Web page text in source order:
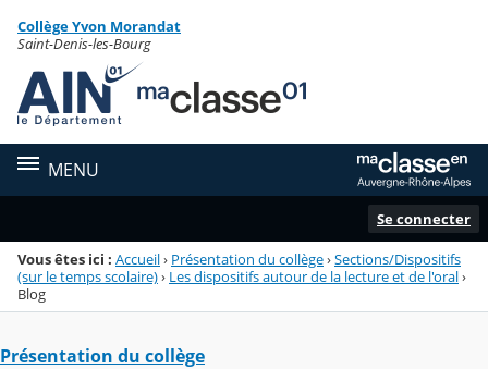
Menu de la rubrique
Contenu
Collège Yvon Morandat
Saint-Denis-les-Bourg
MENU
Se connecter
Vous êtes ici : Accueil› Présentation du collège›Sections/Dispositifs
(sur le temps scolaire)› Les dispositifs autour de la lecture et de l'oral›
Blog
Présentation du collège